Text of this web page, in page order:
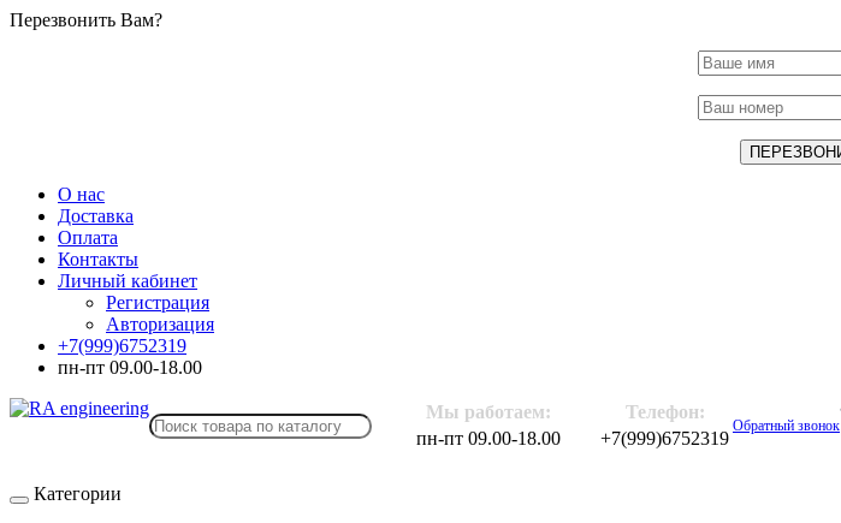
Перезвонить Вам?
О нас
Доставка
Оплата
Контакты
Личный кабинет
Регистрация
Авторизация
+7(999)6752319
пн-пт 09.00-18.00
Мы работаем:
Телефон:
пн-пт 09.00-18.00
+7(999)6752319
Обратный звонок
Категории